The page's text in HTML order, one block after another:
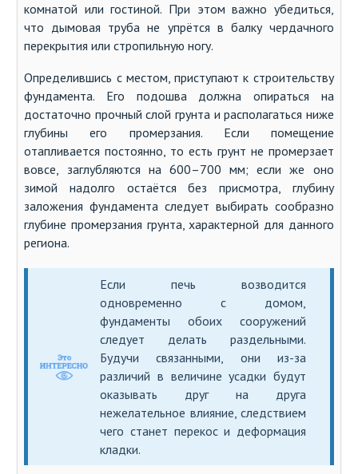
комнатой или гостиной. При этом важно убедиться,
что дымовая труба не упрётся в балку чердачного
перекрытия или стропильную ногу.
Определившись с местом, приступают к строительству
фундамента. Его подошва должна опираться на
достаточно прочный слой грунта и располагаться ниже
глубины его промерзания. Если помещение
отапливается постоянно, то есть грунт не промерзает
вовсе, заглубляются на 600–700 мм; если же оно
зимой надолго остаётся без присмотра, глубину
заложения фундамента следует выбирать сообразно
глубине промерзания грунта, характерной для данного
региона.
Если печь возводится
одновременно с домом,
фундаменты обоих сооружений
следует делать раздельными.
Будучи связанными, они из-за
различий в величине усадки будут
оказывать друг на друга
нежелательное влияние, следствием
чего станет перекос и деформация
кладки.